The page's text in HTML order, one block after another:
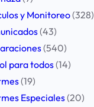
y Monitoreo(328)
(43)
(540)
para todos(14)
(19)
Especiales(20)